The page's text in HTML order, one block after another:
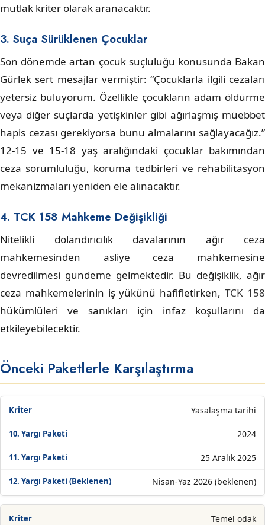
mutlak kriter olarak aranacaktır.
3. Suça Sürüklenen Çocuklar
Son dönemde artan çocuk suçluluğu konusunda Bakan
Gürlek sert mesajlar vermiştir: “Çocuklarla ilgili cezaları
yetersiz buluyorum. Özellikle çocukların adam öldürme
veya diğer suçlarda yetişkinler gibi ağırlaşmış müebbet
hapis cezası gerekiyorsa bunu almalarını sağlayacağız.”
12-15 ve 15-18 yaş aralığındaki çocuklar bakımından
ceza sorumluluğu, koruma tedbirleri ve rehabilitasyon
mekanizmaları yeniden ele alınacaktır.
4. TCK 158 Mahkeme Değişikliği
Nitelikli dolandırıcılık davalarının ağır ceza
mahkemesinden asliye ceza mahkemesine
devredilmesi gündeme gelmektedir. Bu değişiklik, ağır
ceza mahkemelerinin iş yükünü hafifletirken,TCK 158
hükümlüleri ve sanıkları için infaz koşullarını da
etkileyebilecektir.
Önceki Paketlerle Karşılaştırma
Yasalaşma tarihi
2024
25 Aralık 2025
Nisan-Yaz 2026 (beklenen)
Temel odak